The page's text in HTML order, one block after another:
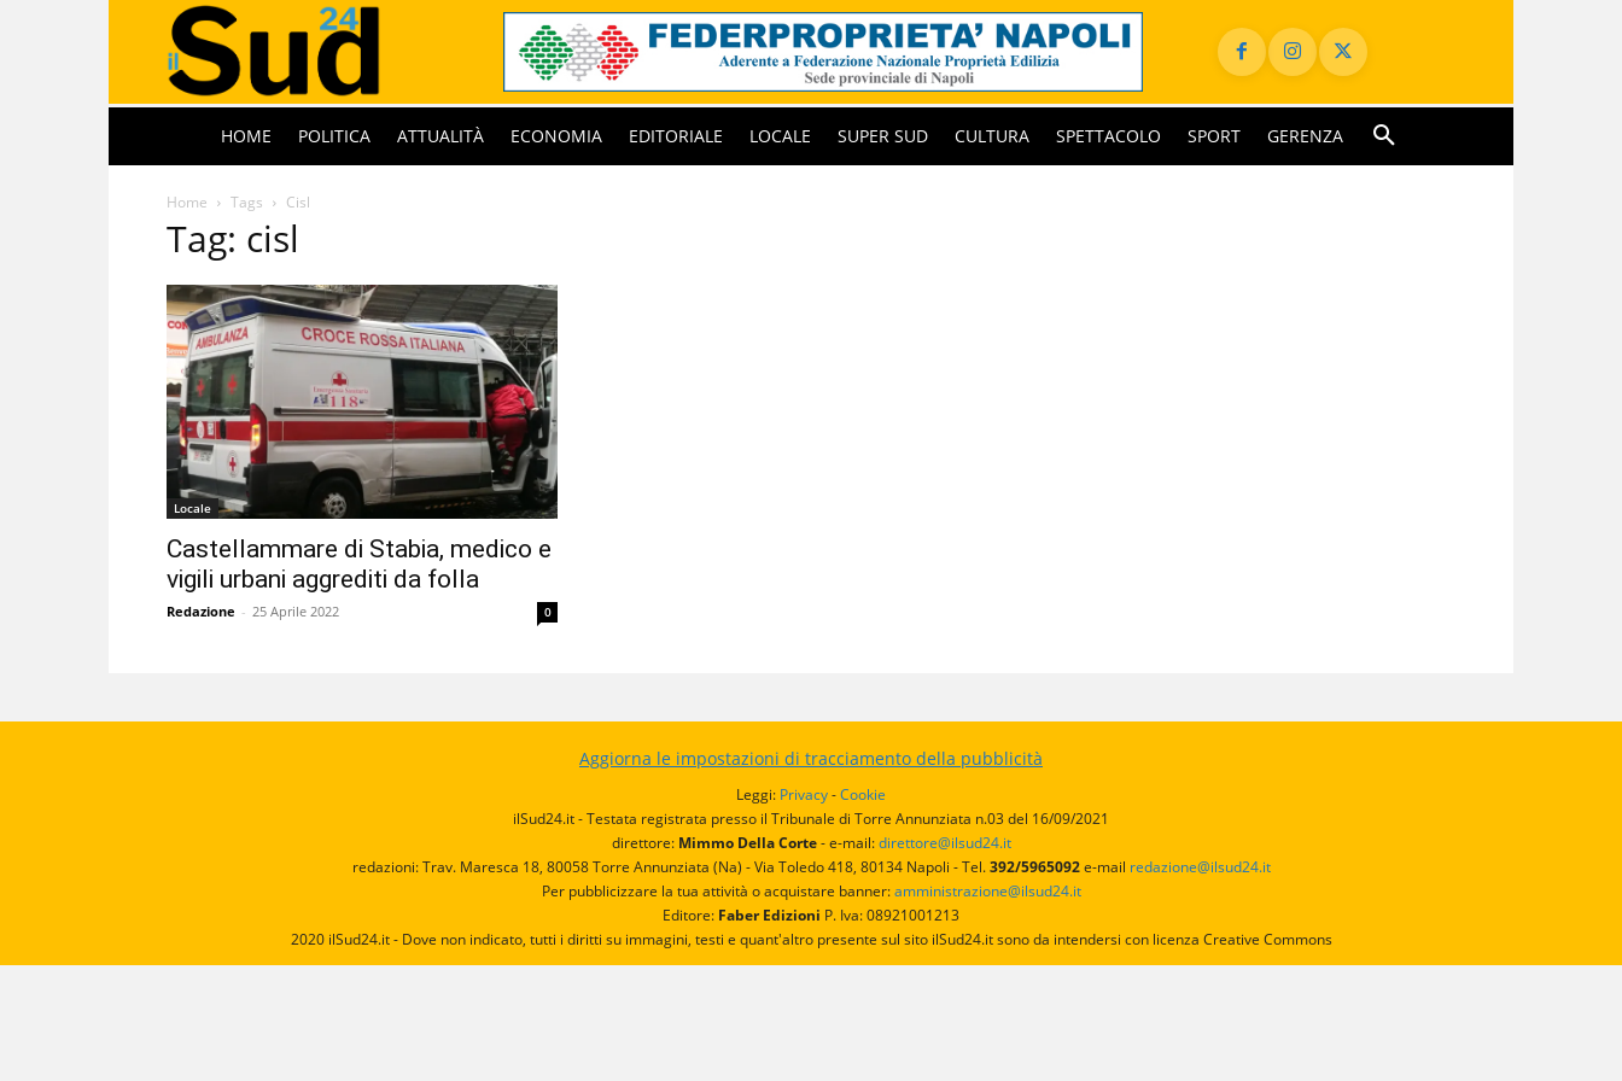
HOME POLITICA ATTUALITÀ ECONOMIA EDITORIALE LOCALE SUPER SUD CULTURA SPETTACOLO SPORT GERENZA
Home Tags Cisl
Tag: cisl
Locale
Castellammare di Stabia, medico e
vigili urbani aggrediti da folla
Redazione - 25 Aprile 2022 0
Aggiorna le impostazioni di tracciamento della pubblicità
Leggi: Privacy-Cookie
ilSud24.it - Testata registrata presso il Tribunale di Torre Annunziata n.03 del 16/09/2021
direttore:Mimmo Della Corte- e-mail:direttore@ilsud24.it
redazioni: Trav. Maresca 18, 80058 Torre Annunziata (Na) - Via Toledo 418, 80134 Napoli - Tel.392/5965092e-mail redazione@ilsud24.it
Per pubblicizzare la tua attività o acquistare banner:amministrazione@ilsud24.it
Editore: Faber Edizioni P. Iva: 08921001213
2020 ilSud24.it - Dove non indicato, tutti i diritti su immagini, testi e quant'altro presente sul sito ilSud24.it sono da intendersi con licenza Creative Commons